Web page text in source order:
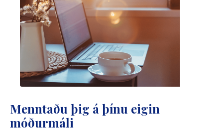
Menntaðu þig á þínu eigin
móðurmáli